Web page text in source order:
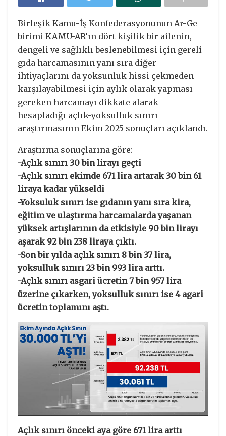
Birleşik Kamu-İş Konfederasyonunun Ar-Ge
birimi KAMU-AR’ın dört kişilik bir ailenin,
dengeli ve sağlıklı beslenebilmesi için gereli
gıda harcamasının yanı sıra diğer
ihtiyaçlarını da yoksunluk hissi çekmeden
karşılayabilmesi için aylık olarak yapması
gereken harcamayı dikkate alarak
hesapladığı açlık-yoksulluk sınırı
araştırmasının Ekim 2025 sonuçları açıklandı.
Araştırma sonuçlarına göre:
-Açlık sınırı 30 bin lirayı geçti
-Açlık sınırı ekimde 671 lira artarak 30 bin 61
liraya kadar yükseldi
-Yoksuluk sınırı ise gıdanın yanı sıra kira,
eğitim ve ulaştırma harcamalarda yaşanan
yüksek artışlarının da etkisiyle 90 bin lirayı
aşarak 92 bin 238 liraya çıktı.
-Son bir yılda açlık sınırı 8 bin 37 lira,
yoksulluk sınırı 23 bin 993 lira arttı.
-Açlık sınırı asgari ücretin 7 bin 957 lira
üzerine çıkarken, yoksulluk sınırı ise 4 agari
ücretin toplamını aştı.
Açlık sınırı önceki aya göre 671 lira arttı